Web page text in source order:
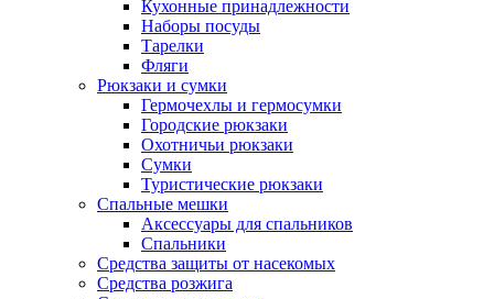
Кухонные принадлежности
Наборы посуды
Тарелки
Фляги
Рюкзаки и сумки
Гермочехлы и гермосумки
Городские рюкзаки
Охотничьи рюкзаки
Сумки
Туристические рюкзаки
Спальные мешки
Аксессуары для спальников
Спальники
Средства защиты от насекомых
Средства розжига